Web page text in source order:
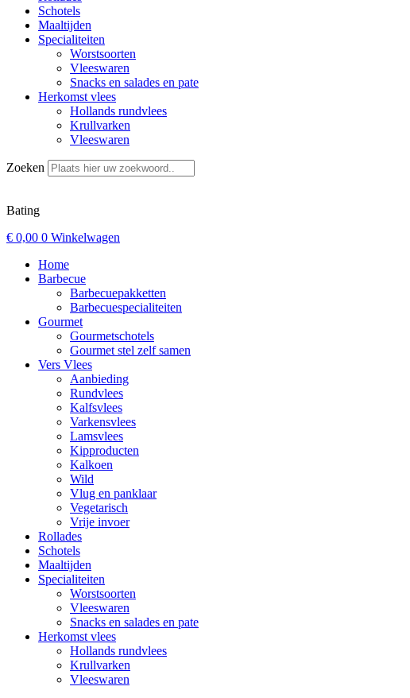
Schotels
Maaltijden
Specialiteiten
Worstsoorten
Vleeswaren
Snacks en salades en pate
Herkomst vlees
Hollands rundvlees
Krullvarken
Vleeswaren
Zoeken
Bating
€ 0,00 0 Winkelwagen
Home
Barbecue
Barbecuepakketten
Barbecuespecialiteiten
Gourmet
Gourmetschotels
Gourmet stel zelf samen
Vers Vlees
Aanbieding
Rundvlees
Kalfsvlees
Varkensvlees
Lamsvlees
Kipproducten
Kalkoen
Wild
Vlug en panklaar
Vegetarisch
Vrije invoer
Rollades
Schotels
Maaltijden
Specialiteiten
Worstsoorten
Vleeswaren
Snacks en salades en pate
Herkomst vlees
Hollands rundvlees
Krullvarken
Vleeswaren